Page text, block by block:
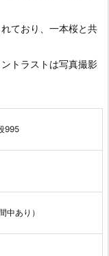
ており、一本桜と共
トラストは写真撮影
995
中あり）